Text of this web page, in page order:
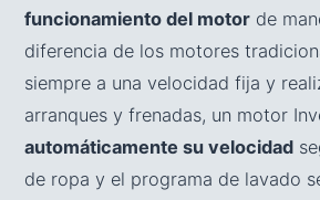
funcionamiento del motor de
diferencia de los motores
siempre a una velocidad fija y
arranques y frenadas, un motor
automáticamente su velocidad
de ropa y el programa de lavado